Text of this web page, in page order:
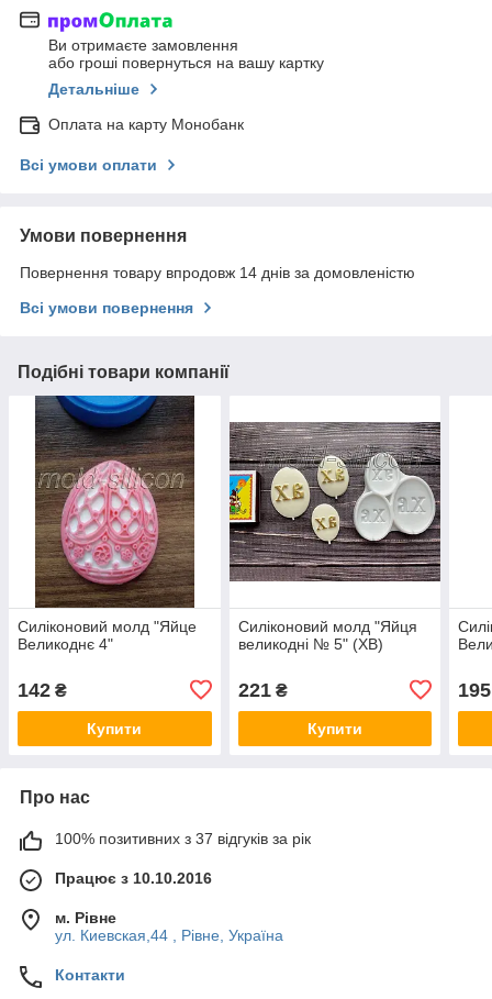
Ви отримаєте замовлення
або гроші повернуться на вашу картку
Детальніше
Оплата на карту Монобанк
Всі умови оплати
Умови повернення
Повернення товару впродовж 14 днів за домовленістю
Всі умови повернення
Подібні товари компанії
Силіконовий молд "Яйце
Великоднє 4"
142 ₴
Купити
Силіконовий молд "Яйця
великодні № 5" (ХВ)
221₴
Купити
195
Про нас
100% позитивних з 37 відгуків за рік
Працює з 10.10.2016
м. Рівне
ул. Киевская,44 , Рівне, Україна
Контакти